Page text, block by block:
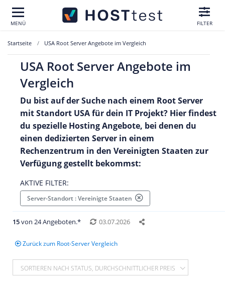
MENÜ FILTER
Startseite USA Root Server Angebote im Vergleich
USA Root Server Angebote im
Vergleich
Du bist auf der Suche nach einem Root Server
mit Standort USA für dein IT Projekt? Hier findest
du spezielle Hosting Angebote, bei denen du
einen dedizierten Server in einem
Rechenzentrum in den Vereinigten Staaten zur
Verfügung gestellt bekommst:
AKTIVE FILTER:
Server-Standort : Vereinigte Staaten
15von 24 Angeboten.* 03.07.2026
Zurück zum Root-Server Vergleich
SORTIEREN NACH STATUS, DURCHSCHNITTLICHER PREIS